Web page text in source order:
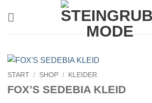
START / SHOP / KLEIDER
FOX’S SEDEBIA KLEID